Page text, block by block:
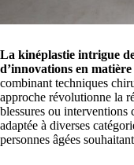
La kinéplastie intrigue
d’innovations en
combinant techniques
approche révolutionne la
blessures ou
adaptée à diverses
personnes âgées